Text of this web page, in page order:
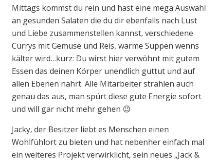
Mittags kommst du rein und hast eine mega Auswahl
an gesunden Salaten die du dir ebenfalls nach Lust
und Liebe zusammenstellen kannst, verschiedene
Currys mit Gemüse und Reis, warme Suppen wenns
kälter wird…kurz: Du wirst hier verwöhnt mit gutem
Essen das deinen Körper unendlich guttut und auf
allen Ebenen nährt. Alle Mitarbeiter strahlen auch
genau das aus, man spürt diese gute Energie sofort
und will gar nicht mehr gehen 😉
Jacky, der Besitzer liebt es Menschen einen
Wohlfühlort zu bieten und hat nebenher einfach mal
ein weiteres Projekt verwirklicht, sein neues „Jack &